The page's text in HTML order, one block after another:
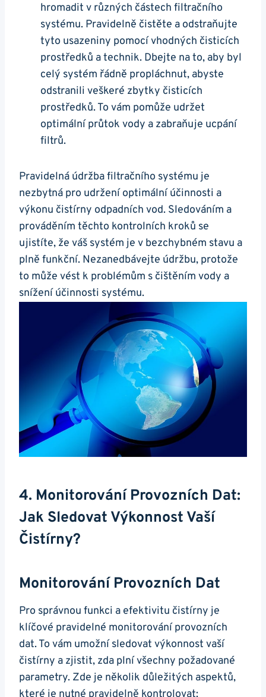
hromadit v různých částech filtračního
systému. Pravidelně čistěte a odstraňujte
tyto usazeniny pomocí vhodných čisticích
prostředků a technik. Dbejte na to, aby byl
celý systém řádně propláchnut, abyste
odstranili veškeré zbytky čisticích
prostředků. To vám pomůže udržet
optimální průtok vody a zabraňuje ucpání
filtrů.
Pravidelná údržba filtračního systému je
nezbytná pro udržení optimální účinnosti a
výkonu čistírny odpadních vod. Sledováním a
prováděním těchto kontrolních kroků se
ujistíte, že váš systém je v bezchybném stavu a
plně funkční. Nezanedbávejte údržbu, protože
to může vést k problémům s čištěním vody a
snížení účinnosti systému.
4. Monitorování Provozních Dat:
Jak Sledovat Výkonnost Vaší
Čistírny?
Monitorování Provozních Dat
Pro správnou funkci a efektivitu čistírny je
klíčové pravidelné monitorování provozních
dat. To vám umožní sledovat výkonnost vaší
čistírny a zjistit, zda plní všechny požadované
parametry. Zde je několik důležitých aspektů,
které je nutné pravidelně kontrolovat: